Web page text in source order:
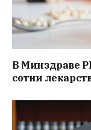
В Минздраве
сотни